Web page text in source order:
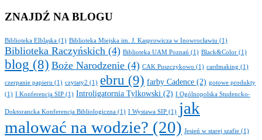
ZNAJDŹ NA BLOGU
Biblioteka Elbląska (1) Biblioteka Miejska im. J. Kasprowicza w Inowrocławiu (1)
Biblioteka Raczyńskich (4) Biblioteka UAM Poznań (1) Black&Color (1)
blog (8) Boże Narodzenie (4) CAK Puszczykowo (1) cardmaking (1)
czerpanie papieru (1) czytaty2 (1) ebru (9) farby Cadence (2) gotowe produkty
(1) I Konferencja SIP (1) Introligatornia Tylkowski (2) I Ogólnopolska Studencko-
Doktorancka Konferencja Bibliologiczna (1) I Wystawa SIP (1) jak
malować na wodzie? (20) Jesień w starej szafie (1)